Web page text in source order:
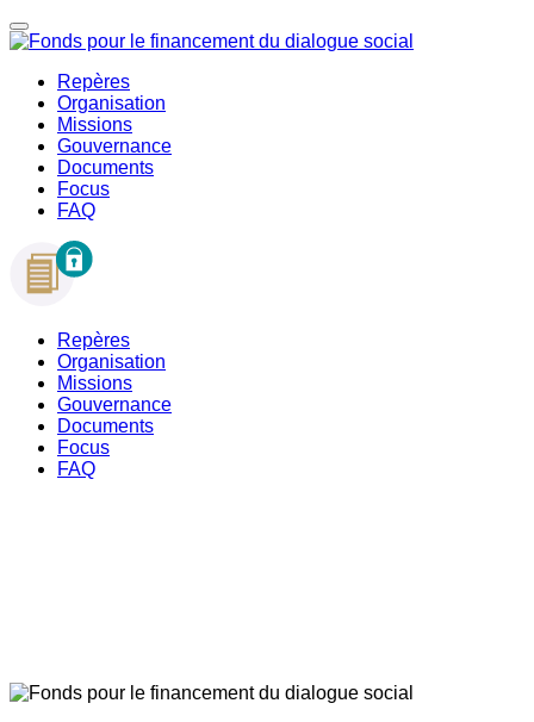
Repères
Organisation
Missions
Gouvernance
Documents
Focus
FAQ
Repères
Organisation
Missions
Gouvernance
Documents
Focus
FAQ